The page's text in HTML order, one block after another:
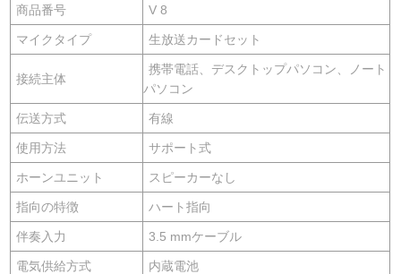
商品番号 V 8
マイクタイプ 生放送カードセット
接続主体
携帯電話、デスクトップパソコン、ノート
パソコン
伝送方式 有線
使用方法 サポート式
ホーンユニット スピーカーなし
指向の特徴 ハート指向
伴奏入力 3.5 mmケーブル
電気供給方式 内蔵電池